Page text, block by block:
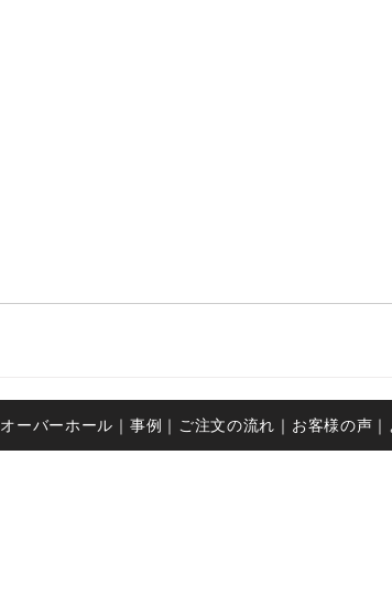
オーバーホール ｜ 事例 ｜ご注文の流れ ｜お客様の声